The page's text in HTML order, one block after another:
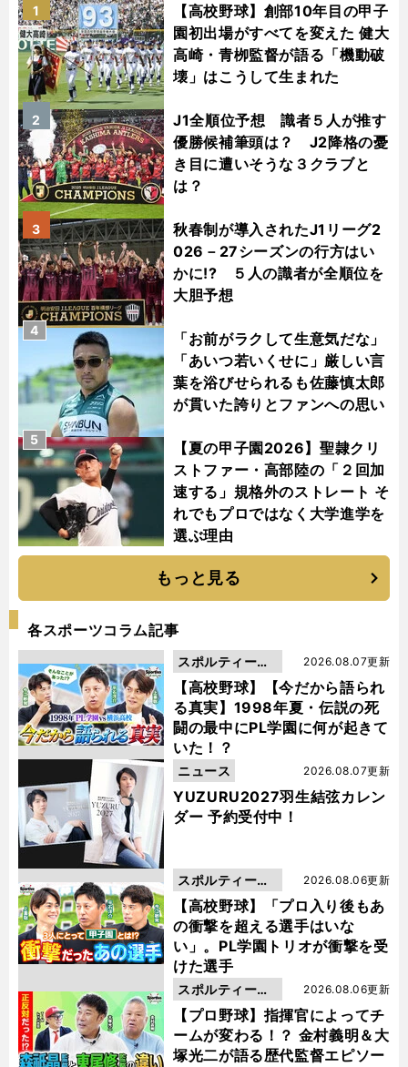
【高校野球】創部10年目の甲子
園初出場がすべてを変えた 健大
高崎・青栁監督が語る「機動破
壊」はこうして生まれた
1
J1全順位予想 識者５人が推す
優勝候補筆頭は？ J2降格の憂
き目に遭いそうな３クラブと
は？
2
秋春制が導入されたJ1リーグ2
026－27シーズンの行方はい
かに!? ５人の識者が全順位を
大胆予想
3
「お前がラクして生意気だな」
「あいつ若いくせに」厳しい言
葉を浴びせられるも佐藤慎太郎
が貫いた誇りとファンへの思い
4
【夏の甲子園2026】聖隷クリ
ストファー・高部陸の「２回加
速する」規格外のストレート そ
れでもプロではなく大学進学を
選ぶ理由
5
もっと見る
各スポーツコラム記事
【高校野球】【今だから語られ
る真実】1998年夏・伝説の死
闘の最中にPL学園に何が起きて
いた！？
2026.08.07更新
スポルティーバ
動画
YUZURU2027羽生結弦カレン
ダー 予約受付中！
2026.08.07更新
ニュース
【高校野球】「プロ入り後もあ
の衝撃を超える選手はいな
い」。PL学園トリオが衝撃を受
けた選手
2026.08.06更新
スポルティーバ
動画
【プロ野球】指揮官によってチ
ームが変わる！？ 金村義明＆大
塚光二が語る歴代監督エピソー
2026.08.06更新
スポルティーバ
動画